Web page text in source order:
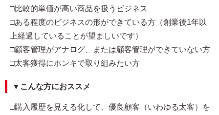
□比較的単価が高い商品を扱うビジネス
□ある程度のビジネスの形ができている方（創業後1年以
上経過していることが望ましいです）
□顧客管理がアナログ、または顧客管理ができていない方
□太客獲得にホンキで取り組みたい方
▼こんな方におススメ
□購入履歴を見える化して、優良顧客（いわゆる太客）を